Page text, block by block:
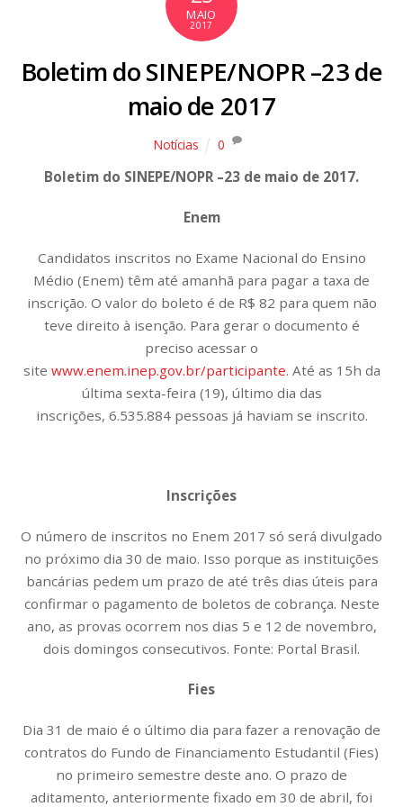
MAIO
2017
Boletim do SINEPE/NOPR –23 de
maio de 2017
Notícias 0
Boletim do SINEPE/NOPR –23 de maio de 2017.
Enem
Candidatos inscritos no Exame Nacional do Ensino
Médio (Enem) têm até amanhã para pagar a taxa de
inscrição. O valor do boleto é de R$ 82 para quem não
teve direito à isenção. Para gerar o documento é
preciso acessar o
site www.enem.inep.gov.br/participante. Até as 15h da
última sexta-feira (19), último dia das
inscrições, 6.535.884 pessoas já haviam se inscrito.
Inscrições
O número de inscritos no Enem 2017 só será divulgado
no próximo dia 30 de maio. Isso porque as instituições
bancárias pedem um prazo de até três dias úteis para
confirmar o pagamento de boletos de cobrança. Neste
ano, as provas ocorrem nos dias 5 e 12 de novembro,
dois domingos consecutivos. Fonte: Portal Brasil.
Fies
Dia 31 de maio é o último dia para fazer a renovação de
contratos do Fundo de Financiamento Estudantil (Fies)
no primeiro semestre deste ano. O prazo de
aditamento, anteriormente fixado em 30 de abril, foi